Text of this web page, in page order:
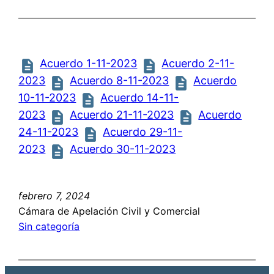
Acuerdo 1-11-2023
Acuerdo 2-11-
2023
Acuerdo 8-11-2023
Acuerdo
10-11-2023
Acuerdo 14-11-
2023
Acuerdo 21-11-2023
Acuerdo
24-11-2023
Acuerdo 29-11-
2023
Acuerdo 30-11-2023
febrero 7, 2024
Cámara de Apelación Civil y Comercial
Sin categoría